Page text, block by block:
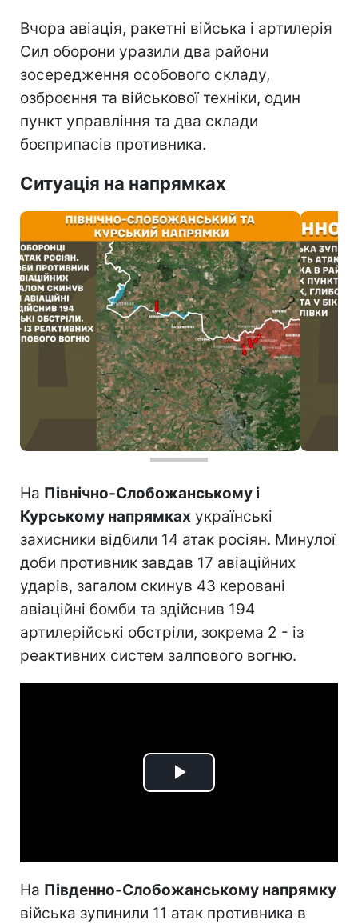
Вчора авіація, ракетні війська і артилерія
Сил оборони уразили два райони
зосередження особового складу,
озброєння та військової техніки, один
пункт управління та два склади
боєприпасів противника.
Ситуація на напрямках
На Північно-Слобожанському і
Курському напрямках українські
захисники відбили 14 атак росіян. Минулої
доби противник завдав 17 авіаційних
ударів, загалом скинув 43 керовані
авіаційні бомби та здійснив 194
артилерійські обстріли, зокрема 2 - із
реактивних систем залпового вогню.
Play
На Південно-Слобожанському напрямку
війська зупинили 11 атак противника в